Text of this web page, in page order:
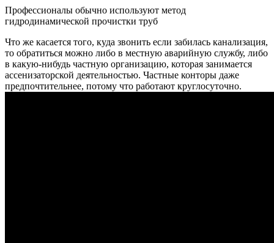
Профессионалы обычно используют метод
гидродинамической прочистки труб
Что же касается того, куда звонить если забилась канализация,
то обратиться можно либо в местную аварийную службу, либо
в какую-нибудь частную организацию, которая занимается
ассенизаторской деятельностью. Частные конторы даже
предпочтительнее, потому что работают круглосуточно.